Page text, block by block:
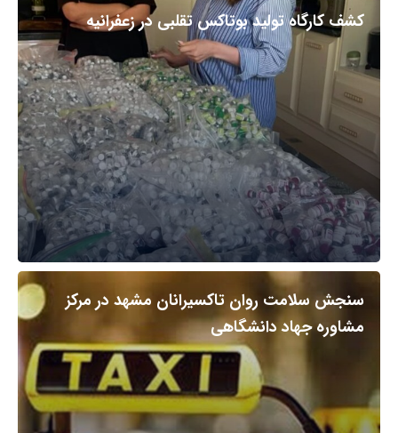
کشف کارگاه تولید بوتاکس تقلبی در زعفرانیه
سنجش سلامت روان تاکسیرانان مشهد در مرکز
مشاوره جهاد دانشگاهی